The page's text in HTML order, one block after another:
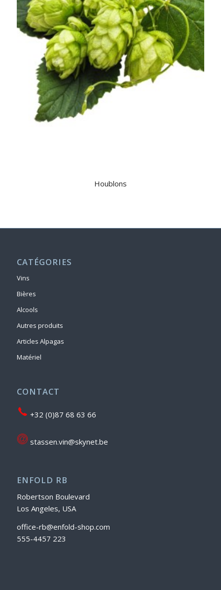
Houblons
CATÉGORIES
Vins
Bières
Alcools
Autres produits
Articles Alpagas
Matériel
CONTACT
+32 (0)87 68 63 66
stassen.vin@skynet.be
ENFOLD RB
Robertson Boulevard
Los Angeles, USA
office-rb@enfold-shop.com
555-4457 223